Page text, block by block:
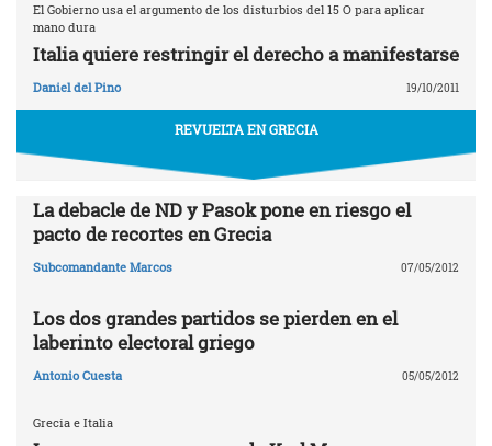
El Gobierno usa el argumento de los disturbios del 15 O para aplicar
mano dura
Italia quiere restringir el derecho a manifestarse
Daniel del Pino 19/10/2011
REVUELTA EN GRECIA
La debacle de ND y Pasok pone en riesgo el
pacto de recortes en Grecia
Subcomandante Marcos 07/05/2012
Los dos grandes partidos se pierden en el
laberinto electoral griego
Antonio Cuesta 05/05/2012
Grecia e Italia